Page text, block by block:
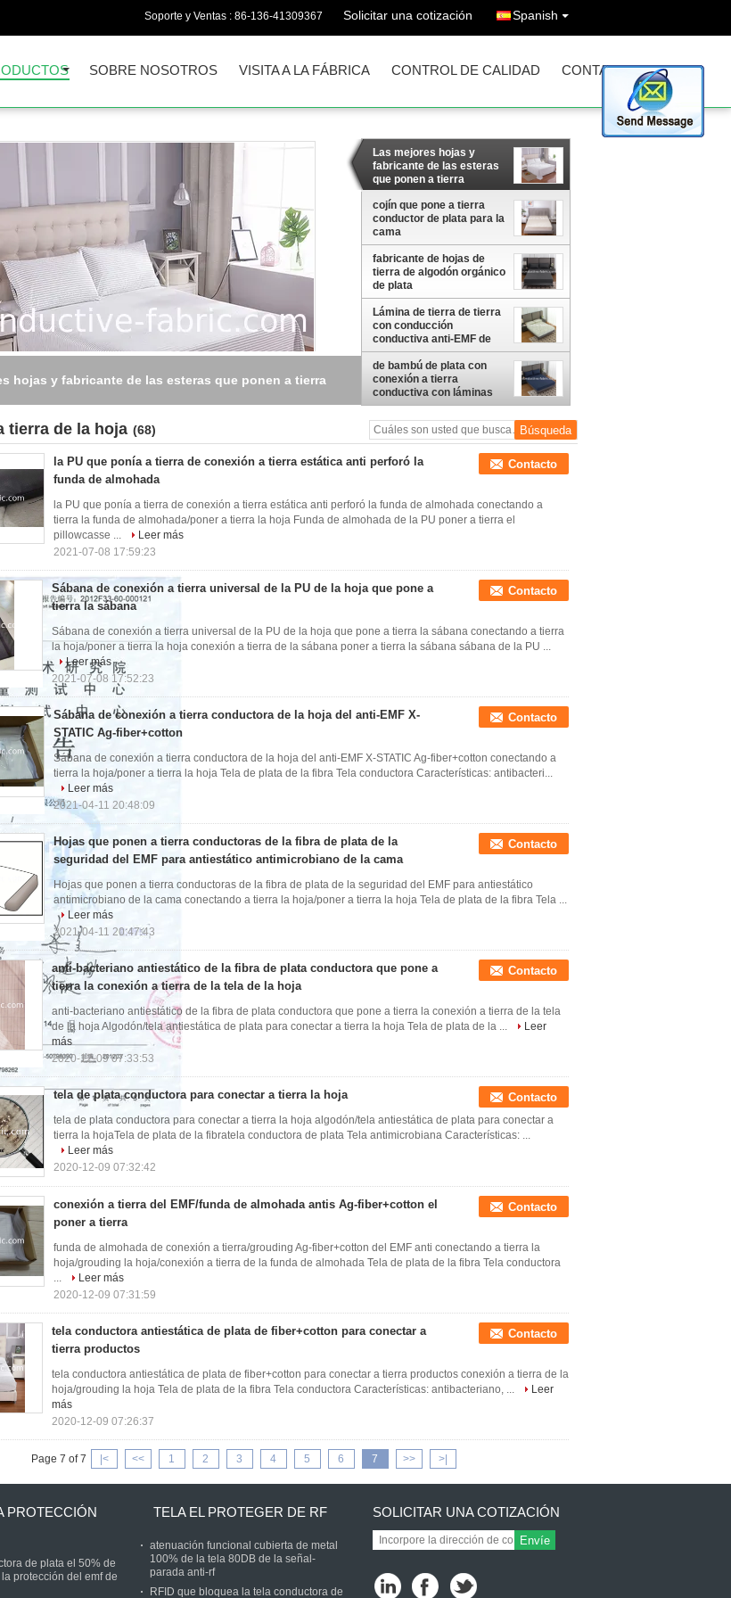
Soporte y Ventas : 86-136-41309367 Solicitar una cotización Spanish
SOBRE NOSOTROS VISITA A LA FÁBRICA CONTROL DE CALIDAD CONTACTO
pone a tierra conductor de plata para la cama
Las mejores hojas y
fabricante de las esteras
que ponen a tierra
cojín que pone a tierra
conductor de plata para la
cama
fabricante de hojas de
tierra de algodón orgánico
de plata
Lámina de tierra de tierra
con conducción
conductiva anti-EMF de
algodón impresa y plata
de bambú de plata con
conexión a tierra
conductiva con láminas
de cama
tierra de la hoja (68)
la PU que ponía a tierra de conexión a tierra estática anti perforó la
funda de almohada
Contacto
la PU que ponía a tierra de conexión a tierra estática anti perforó la funda de almohada conectando a
tierra la funda de almohada/poner a tierra la hoja Funda de almohada de la PU poner a tierra el
pillowcasse ...
Leer más
2021-07-08 17:59:23
Sábana de conexión a tierra universal de la PU de la hoja que pone a
tierra la sábana
Contacto
Sábana de conexión a tierra universal de la PU de la hoja que pone a tierra la sábana conectando a tierra
la hoja/poner a tierra la hoja conexión a tierra de la sábana poner a tierra la sábana sábana de la PU ...
Leer más
2021-07-08 17:52:23
Sábana de conexión a tierra conductora de la hoja del anti-EMF X-
STATIC Ag-fiber+cotton
Contacto
Sábana de conexión a tierra conductora de la hoja del anti-EMF X-STATIC Ag-fiber+cotton conectando a
tierra la hoja/poner a tierra la hoja Tela de plata de la fibra Tela conductora Características: antibacteri...
Leer más
2021-04-11 20:48:09
Hojas que ponen a tierra conductoras de la fibra de plata de la
seguridad del EMF para antiestático antimicrobiano de la cama
Contacto
Hojas que ponen a tierra conductoras de la fibra de plata de la seguridad del EMF para antiestático
antimicrobiano de la cama conectando a tierra la hoja/poner a tierra la hoja Tela de plata de la fibra Tela ...
Leer más
2021-04-11 20:47:43
anti-bacteriano antiestático de la fibra de plata conductora que pone a
tierra la conexión a tierra de la tela de la hoja
Contacto
anti-bacteriano antiestático de la fibra de plata conductora que pone a tierra la conexión a tierra de la tela
de la hoja Algodón/tela antiestática de plata para conectar a tierra la hoja Tela de plata de la ...
Leer
más
2020-12-09 07:33:53
tela de plata conductora para conectar a tierra la hoja Contacto
tela de plata conductora para conectar a tierra la hoja algodón/tela antiestática de plata para conectar a
tierra la hojaTela de plata de la fibratela conductora de plata Tela antimicrobiana Características: ...
Leer más
2020-12-09 07:32:42
conexión a tierra del EMF/funda de almohada antis Ag-fiber+cotton el
poner a tierra
Contacto
funda de almohada de conexión a tierra/grouding Ag-fiber+cotton del EMF anti conectando a tierra la
hoja/grouding la hoja/conexión a tierra de la funda de almohada Tela de plata de la fibra Tela conductora
...
Leer más
2020-12-09 07:31:59
tela conductora antiestática de plata de fiber+cotton para conectar a
tierra productos
Contacto
tela conductora antiestática de plata de fiber+cotton para conectar a tierra productos conexión a tierra de la
hoja/grouding la hoja Tela de plata de la fibra Tela conductora Características: antibacteriano, ...
Leer
más
2020-12-09 07:26:37
Page 7 of 7 |< << 1 2 3 4 5 6 7 >> >|
PROTECCIÓN
de plata el 50% de
protección del emf de
TELA EL PROTEGER DE RF
atenuación funcional cubierta de metal
100% de la tela 80DB de la señal-
parada anti-rf
RFID que bloquea la tela conductora de
SOLICITAR UNA COTIZACIÓN
Envíe